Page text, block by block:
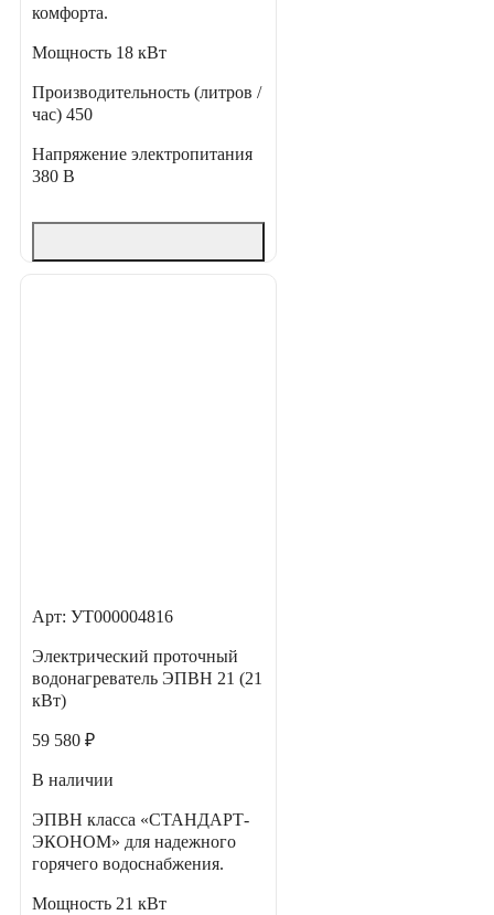
комфорта.
Мощность 18 кВт
Производительность (литров /
час) 450
Напряжение электропитания
380 В
Арт: УТ000004816
Электрический проточный
водонагреватель ЭПВН 21 (21
кВт)
59 580 ₽
В наличии
ЭПВН класса «СТАНДАРТ-
ЭКОНОМ» для надежного
горячего водоснабжения.
Мощность 21 кВт